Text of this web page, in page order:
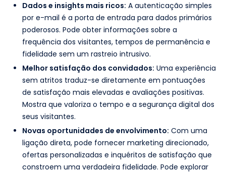
Dados e insights mais ricos: A autenticação simples
por e-mail é a porta de entrada para dados primários
poderosos. Pode obter informações sobre a
frequência dos visitantes, tempos de permanência e
fidelidade sem um rastreio intrusivo.
Melhor satisfação dos convidados: Uma experiência
sem atritos traduz-se diretamente em pontuações
de satisfação mais elevadas e avaliações positivas.
Mostra que valoriza o tempo e a segurança digital dos
seus visitantes.
Novas oportunidades de envolvimento: Com uma
ligação direta, pode fornecer marketing direcionado,
ofertas personalizadas e inquéritos de satisfação que
constroem uma verdadeira fidelidade. Pode explorar